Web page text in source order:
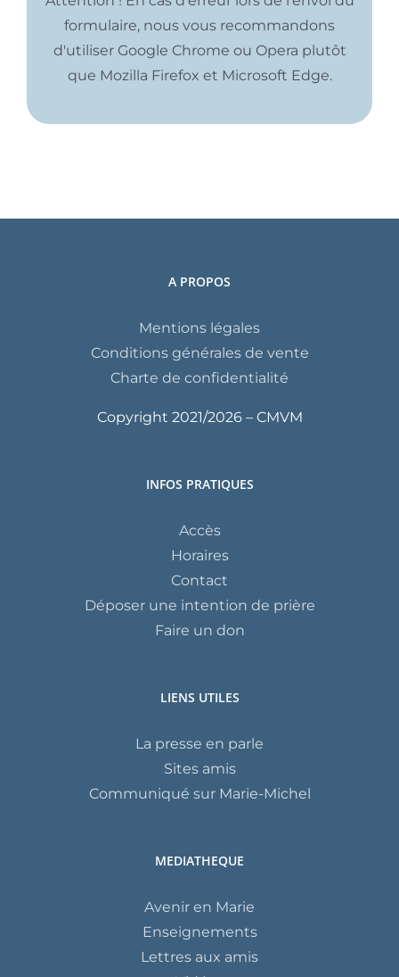
formulaire, nous vous recommandons
d'utiliser Google Chrome ou Opera plutôt
que Mozilla Firefox et Microsoft Edge.
A PROPOS
Mentions légales
Conditions générales de vente
Charte de confidentialité
Copyright 2021/2026 – CMVM
INFOS PRATIQUES
Accès
Horaires
Contact
Déposer une intention de prière
Faire un don
LIENS UTILES
La presse en parle
Sites amis
Communiqué sur Marie-Michel
MEDIATHEQUE
Avenir en Marie
Enseignements
Lettres aux amis